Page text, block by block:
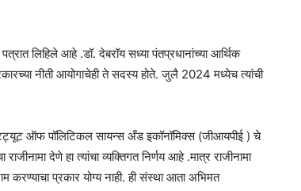
पत्रात लिहिले आहे .डॉ. देबरॉय सध्या पंतप्रधानांच्या आर्थिक
नीती आयोगाचेही ते सदस्य होते. जुलै 2024 मध्येच त्यांची
ऑफ पॉलिटिकल सायन्स अँड इकॉनॉमिक्स (जीआयपीई ) चे
देणे हा त्यांचा व्यक्तिगत निर्णय आहे .मात्र राजीनामा
करण्याचा प्रकार योग्य नाही. ही संस्था आता अभिमत